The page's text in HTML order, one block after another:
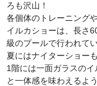
ろも沢山！
各個体のトレーニング
イルカショーは、長さ
級のプールで行われてい
夏にはナイターショー
1階には一面ガラスの
と一体感を味わえるよ